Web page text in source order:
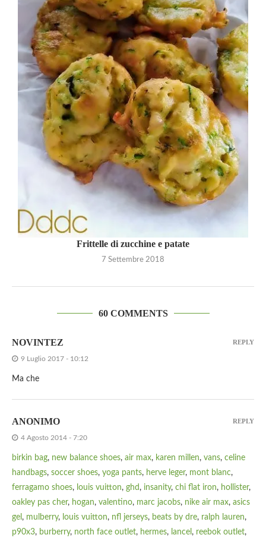
Frittelle di zucchine e patate
7 Settembre 2018
60 COMMENTS
NOVINTEZ
9 Luglio 2017 - 10:12
Ma che
REPLY
ANONIMO
4 Agosto 2014 - 7:20
birkin bag, new balance shoes, air max, karen millen, vans, celine
handbags, soccer shoes, yoga pants, herve leger, mont blanc,
ferragamo shoes, louis vuitton, ghd , insanity, chi flat iron, hollister,
oakley pas cher, hogan, valentino, marc jacobs, nike air max, asics
gel , mulberry, louis vuitton, nfl jerseys, beats by dre, ralph lauren,
p90x3, burberry, north face outlet, hermes, lancel , reebok outlet,
REPLY